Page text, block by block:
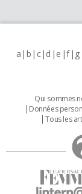
a b c d e f g
Qui sommes
Données
Tous les